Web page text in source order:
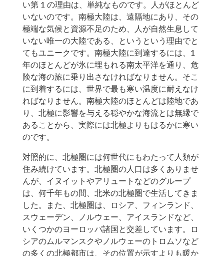
い第 1 の理由は、単純なものです。人がほとんど
いないのです。南極大陸は、遠隔地にあり、その
極端な気候と資源不足のため、人が自然生息して
いない唯一の大陸である、というという理由でと
てもユニークです。南極大陸に到達するには、1
年のほとんどが氷に埋もれる南太平洋を通り、危
険な海の旅に乗り出さなければなりません。そこ
に到着するには、世界で最も寒い温度に耐えなけ
ればなりません。南極大陸のほとんどは陸地であ
り、北極に影響を与える穏やかな海流とは無縁で
あることから、実際には北極よりもはるかに寒い
のです。
対照的に、北極圏には何世代にもわたって人類が
住み続けています。北極圏の人口は多くありませ
んが、イヌイットやアリュートなどのグループ
は、何千年もの間、北米の北極圏で生活してきま
した。また、北極圏は、ロシア、フィンランド、
スウェーデン、ノルウェー、アイスランドなど、
いくつかのヨーロッパ諸国と交差しています。ロ
シアのムルマンスクやノルウェーのトロムソなど
の多くの北極都市は、その位置が示すよりも暖か